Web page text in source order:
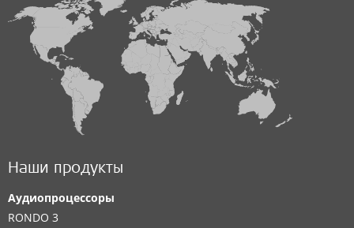
Наши продукты
Аудиопроцессоры
RONDO 3